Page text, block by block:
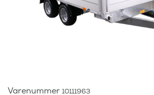
Varenummer 10111963